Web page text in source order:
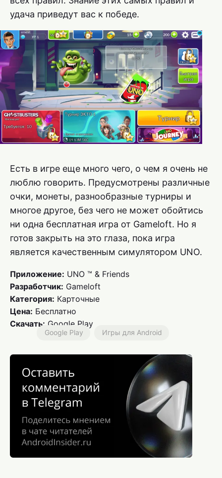
удача приведут вас к победе.
Есть в игре еще много чего, о чем я очень не
люблю говорить. Предусмотрены различные
очки, монеты, разнообразные турниры и
многое другое, без чего не может обойтись
ни одна бесплатная игра от Gameloft. Но я
готов закрыть на это глаза, пока игра
является качественным симулятором UNO.
Приложение: UNO ™ & Friends
Разработчик: Gameloft
Категория: Карточные
Цена: Бесплатно
Скачать: Google Play
Google Play Игры для Android